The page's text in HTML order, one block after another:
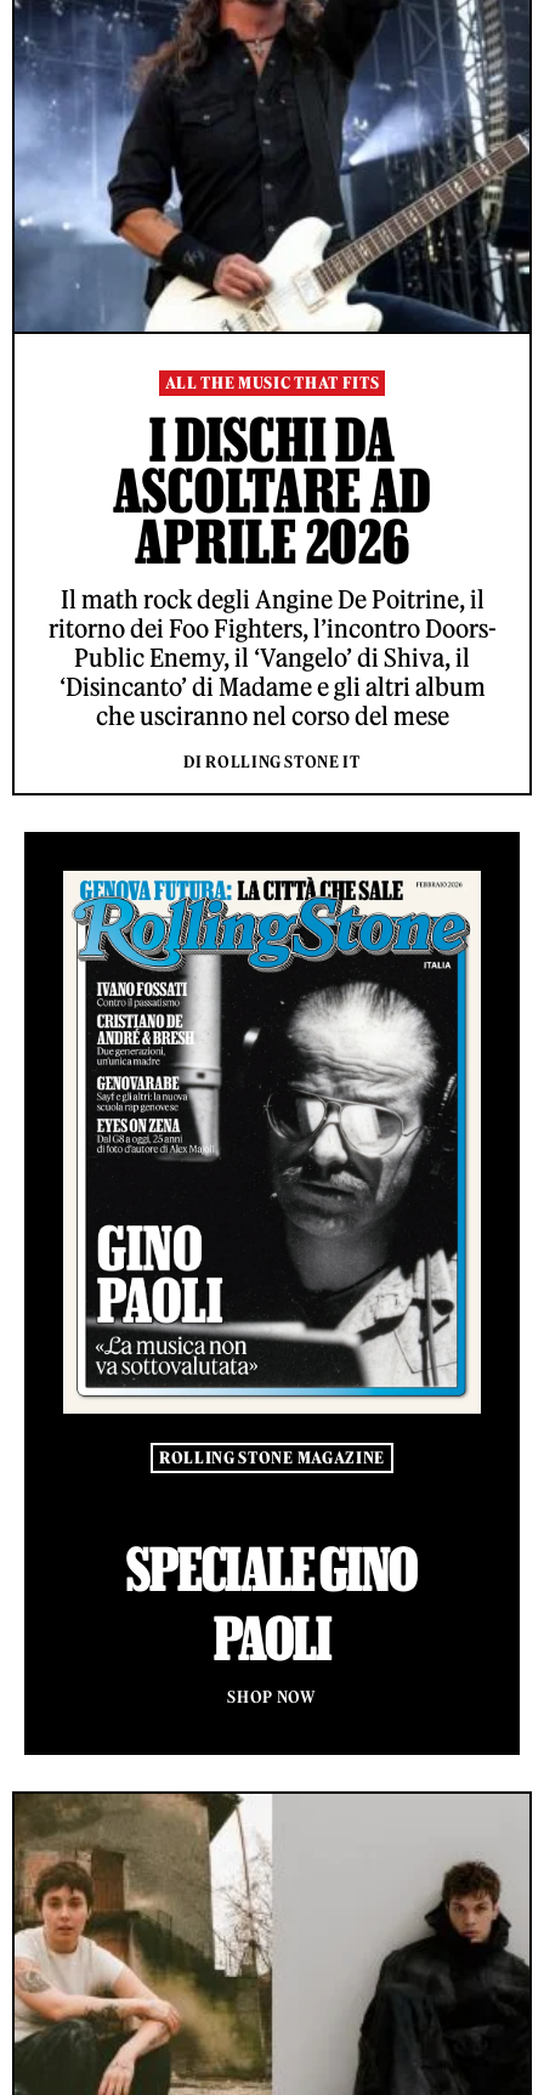
ALL THE MUSIC THAT FITS
I DISCHI DA
ASCOLTARE AD
APRILE 2026
Il math rock degli Angine De Poitrine, il
ritorno dei Foo Fighters, l’incontro Doors-
Public Enemy, il ‘Vangelo’ di Shiva, il
‘Disincanto’ di Madame e gli altri album
che usciranno nel corso del mese
DI ROLLING STONE IT
ROLLING STONE MAGAZINE
SPECIALE GINO
PAOLI
SHOP NOW